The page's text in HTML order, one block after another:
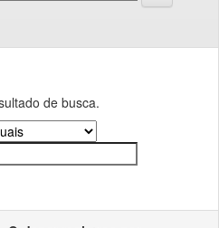
de busca.